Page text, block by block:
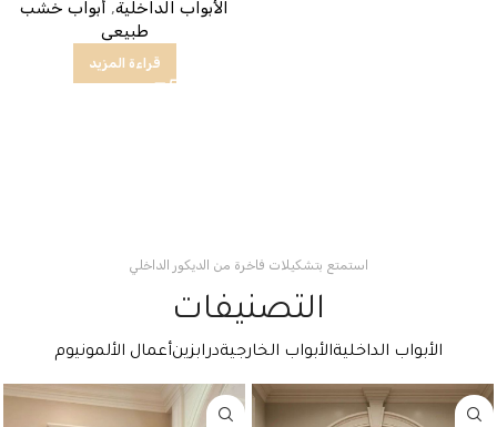
الأبواب الداخلية, أبواب خشب
طبيعى
قراءة المزيد
استمتع بتشكيلات فاخرة من الديكور الداخلي
التصنيفات
الأبواب الداخليةالأبواب الخارجيةدرابزينأعمال الألمونيوم